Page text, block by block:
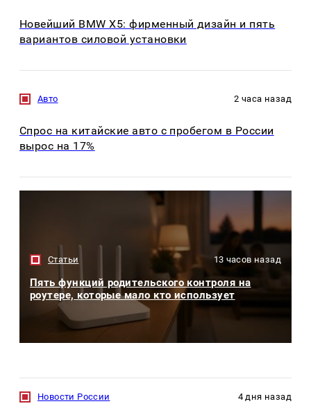
Новейший BMW X5: фирменный дизайн и пять
вариантов силовой установки
Авто 2 часа назад
Спрос на китайские авто с пробегом в России
вырос на 17%
Статьи 13 часов назад
Пять функций родительского контроля на
роутере, которые мало кто использует
Новости России 4 дня назад